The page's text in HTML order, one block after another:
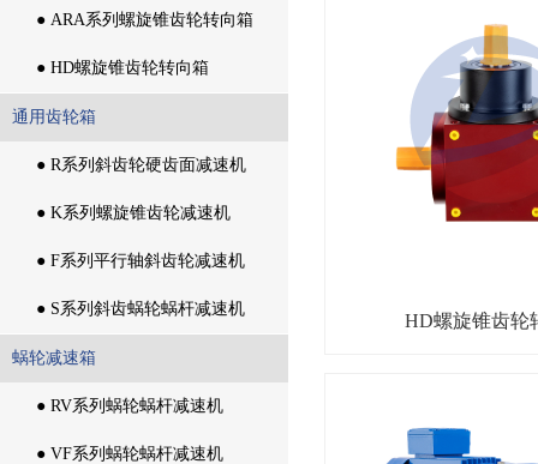
● T系列转向箱
● ARA系列螺旋锥齿轮转向箱
● ARA系列螺旋锥齿轮转向箱
● HD螺旋锥齿轮转向箱
● HD螺旋锥齿轮转向箱
通用齿轮箱
通用齿轮箱
● R系列斜齿轮硬齿面减速机
● R系列斜齿轮硬齿面减速机
● K系列螺旋锥齿轮减速机
● K系列螺旋锥齿轮减速机
● F系列平行轴斜齿轮减速机
● F系列平行轴斜齿轮减速机
● S系列斜齿蜗轮蜗杆减速机
● S系列斜齿蜗轮蜗杆减速机
蜗轮减速箱
蜗轮减速箱
● RV系列蜗轮蜗杆减速机
● RV系列蜗轮蜗杆减速机
● VF系列蜗轮蜗杆减速机
HD螺旋锥齿轮